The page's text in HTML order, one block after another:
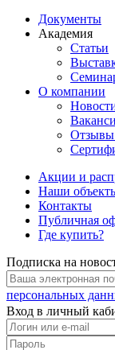
Документы
Академия
Статьи
О компании
Отзывы
Акции и
Наши
Контакты
Публичная
Где купить?
Подписка на
персональных
Вход в личный